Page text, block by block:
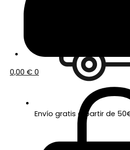
0,00 € 0
Envío gratis a partir de